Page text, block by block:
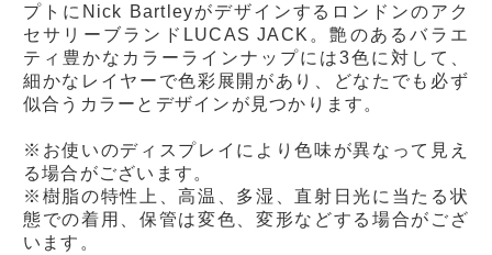
プトにNick Bartleyがデザインするロンドンのアク
セサリーブランドLUCAS JACK。艶のあるバラエ
ティ豊かなカラーラインナップには3色に対して、
細かなレイヤーで色彩展開があり、どなたでも必ず
似合うカラーとデザインが見つかります。
※お使いのディスプレイにより色味が異なって見え
る場合がございます。
※樹脂の特性上、高温、多湿、直射日光に当たる状
態での着用、保管は変色、変形などする場合がござ
います。